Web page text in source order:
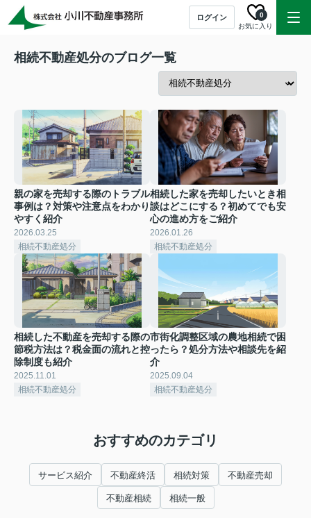
ログイン
お気に入り
0
相続不動産処分のブログ一覧
親の家を売却する際のトラブル
事例は？対策や注意点をわかり
やすく紹介
2026.03.25
相続不動産処分
相続した家を売却したいとき相
談はどこにする？初めてでも安
心の進め方をご紹介
2026.01.26
相続不動産処分
相続した不動産を売却する際の
節税方法は？税金面の流れと控
除制度も紹介
2025.11.01
相続不動産処分
市街化調整区域の農地相続で困
ったら？処分方法や相談先を紹
介
2025.09.04
相続不動産処分
おすすめのカテゴリ
サービス紹介 不動産終活 相続対策 不動産売却
不動産相続 相続一般